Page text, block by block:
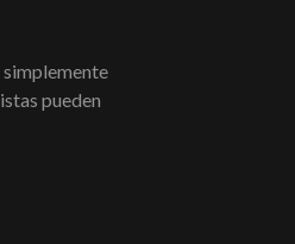
simplemente
pueden